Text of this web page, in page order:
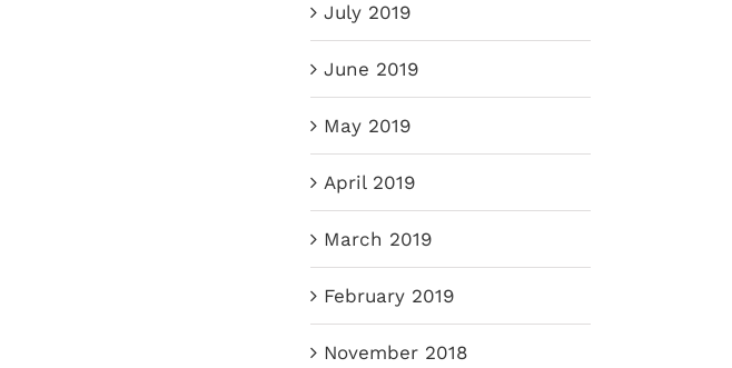
July 2019
June 2019
May 2019
April 2019
March 2019
February 2019
November 2018